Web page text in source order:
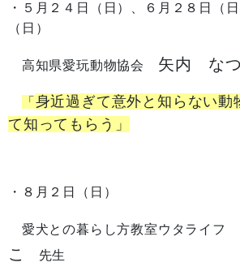
・５月２４日（日）、６月２８日（
（日）
高知県愛玩動物協会 矢内 なつ
「 身近過ぎて意外と知らない動
て知ってもらう」
・８月２日（日）
愛犬との暮らし方教室ウタライフ
こ
先生